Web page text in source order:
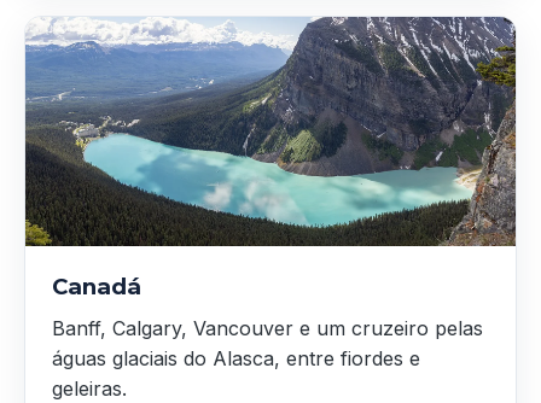
Canadá
Banff, Calgary, Vancouver e um cruzeiro pelas
águas glaciais do Alasca, entre fiordes e
geleiras.